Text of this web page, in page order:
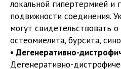
локальной гипертермией и
подвижности соединения.
могут свидетельствовать
остеомиелита, бурсита,
• Дегенеративно-
Дегенеративно-